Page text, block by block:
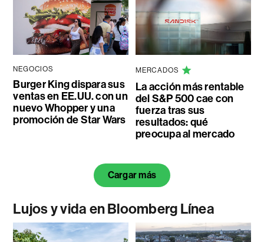
NEGOCIOS
Burger King dispara sus
ventas en EE.UU. con un
nuevo Whopper y una
promoción de Star Wars
MERCADOS
La acción más rentable
del S&P 500 cae con
fuerza tras sus
resultados: qué
preocupa al mercado
Cargar más
Lujos y vida en Bloomberg Línea